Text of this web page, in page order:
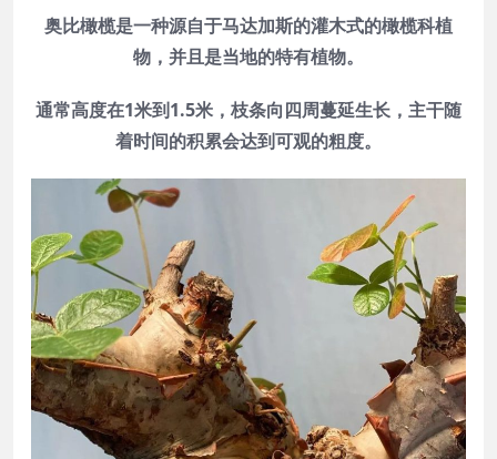
奥比橄榄是一种源自于马达加斯的灌木式的橄榄科植
物，并且是当地的特有植物。
通常高度在1米到1.5米，枝条向四周蔓延生长，主干随
着时间的积累会达到可观的粗度。